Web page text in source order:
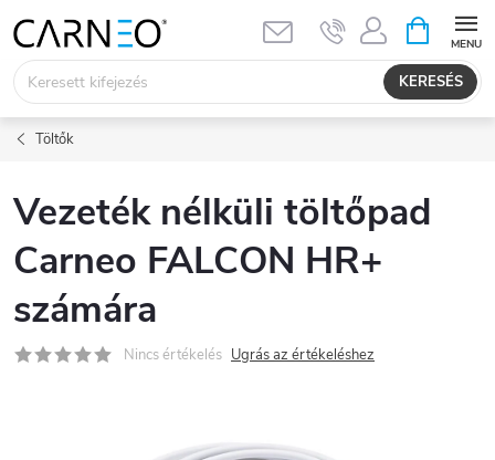
tartalomhoz
KERESÉS
KOSÁR
Töltők
Vezeték nélküli töltőpad
Carneo FALCON HR+
számára
Nincs értékelés Ugrás az értékeléshez